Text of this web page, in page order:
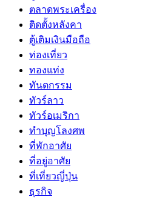
ตลาดพระเครื่อง
ติดตั้งหลังคา
ตู้เติมเงินมือถือ
ท่องเที่ยว
ทองแท่ง
ทันตกรรม
ทัวร์ลาว
ทัวร์อเมริกา
ทำบุญโลงศพ
ที่พักอาศัย
ที่อยู่อาศัย
ที่เที่ยวญี่ปุ่น
ธุรกิจ